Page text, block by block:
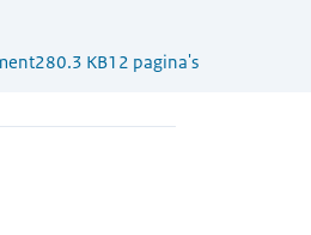
280.3 KB12 pagina's